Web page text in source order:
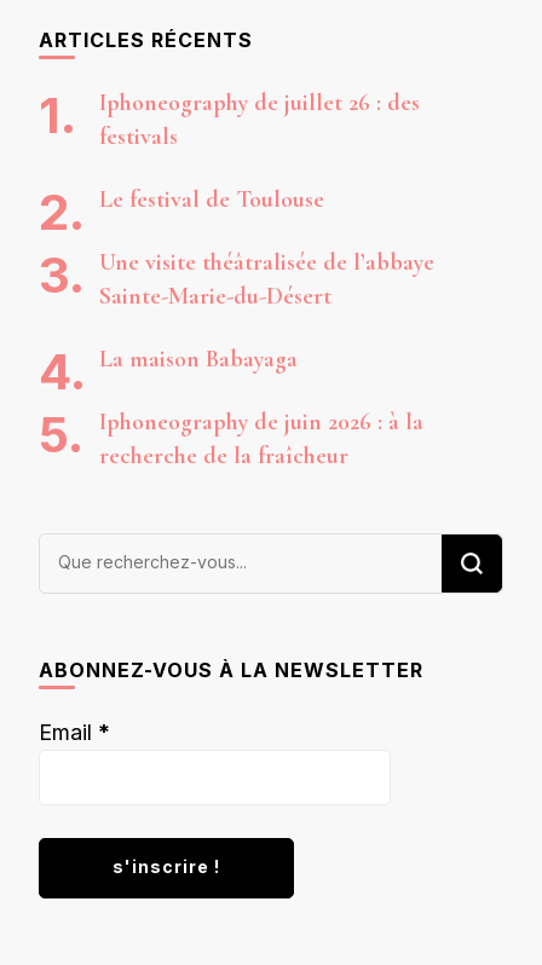
ARTICLES RÉCENTS
Iphoneography de juillet 26 : des
festivals
Le festival de Toulouse
Une visite théâtralisée de l’abbaye
Sainte-Marie-du-Désert
La maison Babayaga
Iphoneography de juin 2026 : à la
recherche de la fraîcheur
Vous
ABONNEZ-VOUS À LA NEWSLETTER
Email *